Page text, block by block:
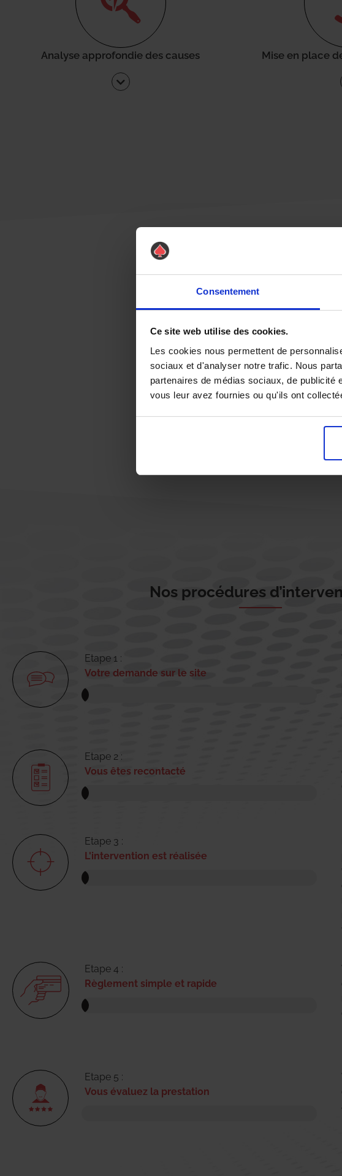
Consentement
Ce site web utilise des cookies.
Les cookies nous permettent de
sociaux et d'analyser notre trafic. Nous
partenaires de médias sociaux, de
vous leur avez fournies ou qu'ils ont
Analyse approfondie des causes Mise en place
Nos procédures
Etape 1 :
Votre demande sur le site
Etape 2 :
Vous êtes recontacté
Etape 3 :
L'intervention est réalisée
Etape 4 :
Règlement simple et rapide
Etape 5 :
Vous évaluez la prestation